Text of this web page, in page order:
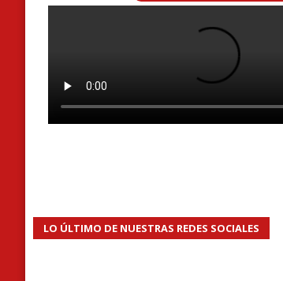
LO ÚLTIMO DE NUESTRAS REDES SOCIALES